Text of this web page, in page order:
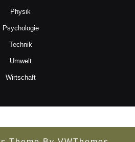
Physik
Psychologie
Technik
Umwelt
Wirtschaft